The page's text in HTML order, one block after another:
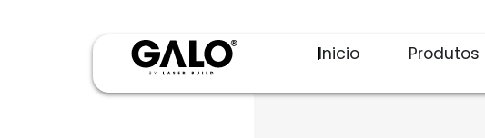
Inicio Produtos